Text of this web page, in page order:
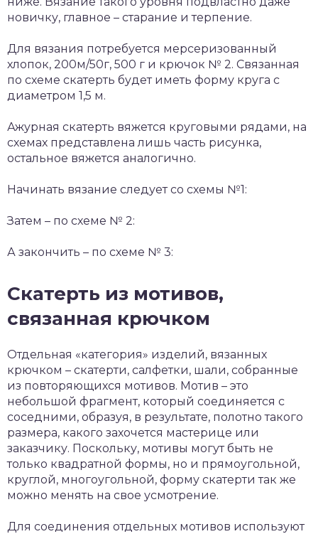
новичку, главное – старание и терпение.
Для вязания потребуется мерсеризованный
хлопок, 200м/50г, 500 г и крючок № 2. Связанная
по схеме скатерть будет иметь форму круга с
диаметром 1,5 м.
Ажурная скатерть вяжется круговыми рядами, на
схемах представлена лишь часть рисунка,
остальное вяжется аналогично.
Начинать вязание следует со схемы №1:
Затем – по схеме № 2:
А закончить – по схеме № 3:
Скатерть из мотивов,
связанная крючком
Отдельная «категория» изделий, вязанных
крючком – скатерти, салфетки, шали, собранные
из повторяющихся мотивов. Мотив – это
небольшой фрагмент, который соединяется с
соседними, образуя, в результате, полотно такого
размера, какого захочется мастерице или
заказчику. Поскольку, мотивы могут быть не
только квадратной формы, но и прямоугольной,
круглой, многоугольной, форму скатерти так же
можно менять на свое усмотрение.
Для соединения отдельных мотивов используют